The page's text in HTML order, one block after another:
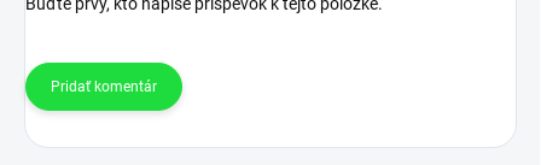
Buďte prvý, kto napíše príspevok k tejto položke.
Pridať komentár